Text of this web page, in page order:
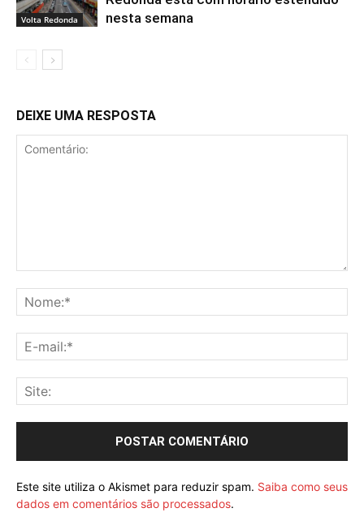
Volta Redonda
nesta semana
DEIXE UMA RESPOSTA
Este site utiliza o Akismet para reduzir spam. Saiba como seus
dados em comentários são processados.